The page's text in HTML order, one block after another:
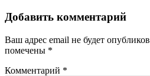
Добавить комментарий
Ваш адрес email не будет
помечены *
Комментарий *